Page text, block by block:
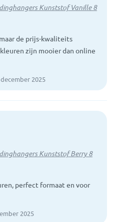
Kunststof Vanille 8
de prijs-kwaliteits
zijn mooier dan online
2025
Kunststof Berry 8
perfect formaat en voor
2025